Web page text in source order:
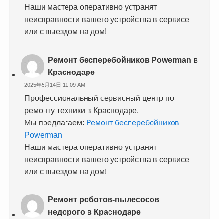
Наши мастера оперативно устранят
неисправности вашего устройства в сервисе
или с выездом на дом!
Ремонт бесперебойников Powerman в
Краснодаре
2025年5月14日 11:09 AM
Профессиональный сервисный центр по
ремонту техники в Краснодаре.
Мы предлагаем: Ремонт бесперебойников
Powerman
Наши мастера оперативно устранят
неисправности вашего устройства в сервисе
или с выездом на дом!
Ремонт роботов-пылесосов
недорого в Краснодаре